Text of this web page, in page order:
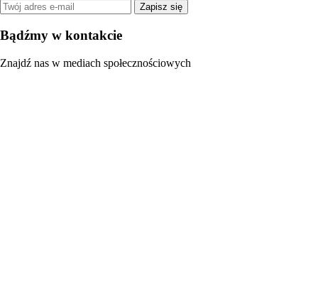
Zapisz się
Bądźmy w kontakcie
Znajdź nas w mediach społecznościowych